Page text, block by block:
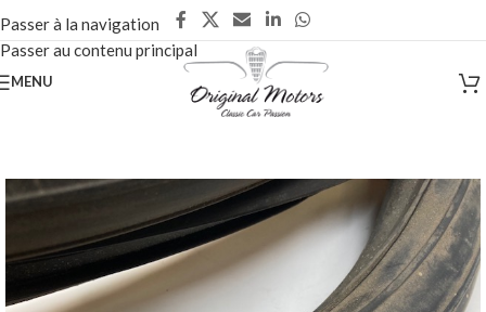
Passer à la navigation
Passer au contenu principal
MENU